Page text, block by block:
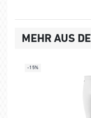
MEHR AUS
-15%